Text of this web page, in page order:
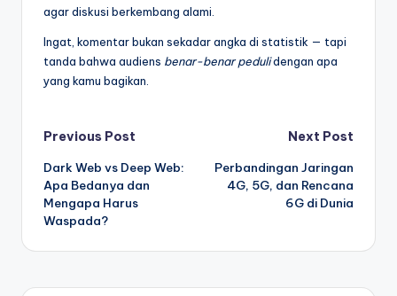
agar diskusi berkembang alami.
Ingat, komentar bukan sekadar angka di statistik — tapi
tanda bahwa audiens benar-benar pedulidengan apa
yang kamu bagikan.
Post
navigation
Previous Post
Dark Web vs Deep Web:
Apa Bedanya dan
Mengapa Harus
Waspada?
Next Post
Perbandingan Jaringan
4G, 5G, dan Rencana
6G di Dunia